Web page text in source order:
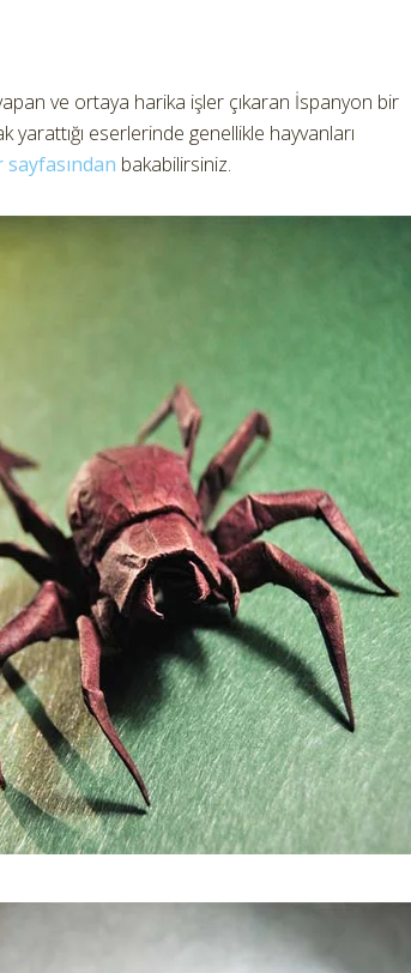
ve ortaya harika işler çıkaran İspanyon bir
yarattığı eserlerinde genellikle hayvanları
sayfasından bakabilirsiniz.